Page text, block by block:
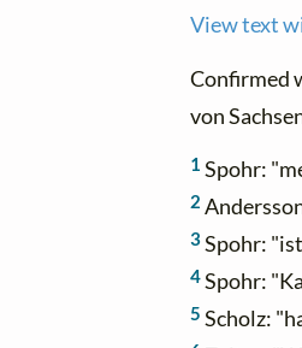
View text
Confirmed
von
1 Spohr:
2
3Spohr:
4Spohr:
5 Scholz: